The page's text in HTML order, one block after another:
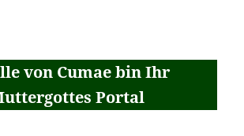
von Cumae bin Ihr
Portal